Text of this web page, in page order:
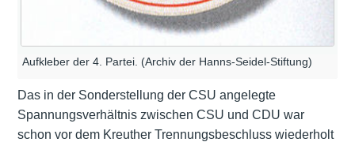
Aufkleber der 4. Partei. (Archiv der Hanns-Seidel-Stiftung)
Das in der Sonderstellung der CSU angelegte
Spannungsverhältnis zwischen CSU und CDU war
schon vor dem Kreuther Trennungsbeschluss wiederholt